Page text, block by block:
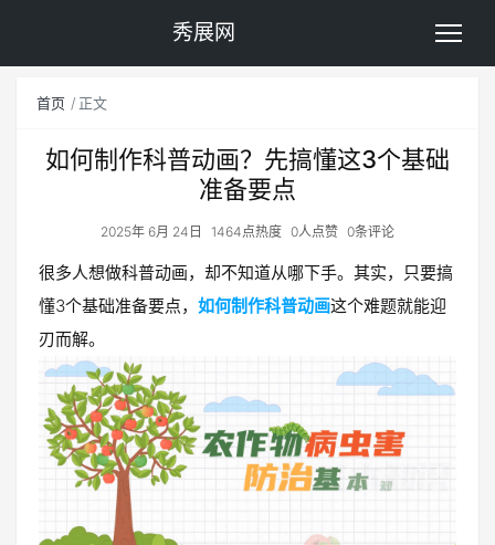
秀展网
首页 正文
如何制作科普动画？先搞懂这3个基础
准备要点
2025年 6月 24日 1464点热度 0人点赞 0条评论
很多人想做科普动画，却不知道从哪下手。其实，只要搞
懂3个基础准备要点， 如何制作科普动画这个难题就能迎
刃而解。